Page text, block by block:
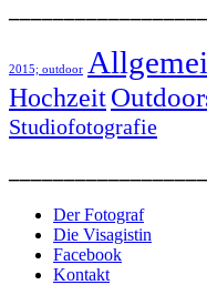
2015; outdoor
Hochzeit
Studiofotografie
Der Fotograf
Die Visagistin
Facebook
Kontakt